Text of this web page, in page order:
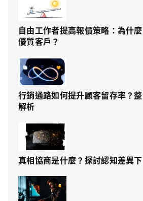
自由工作者提高報價策略：為什
優質客戶？
行銷通路如何提升顧客留存率？
解析
真相協商是什麼？探討認知差異